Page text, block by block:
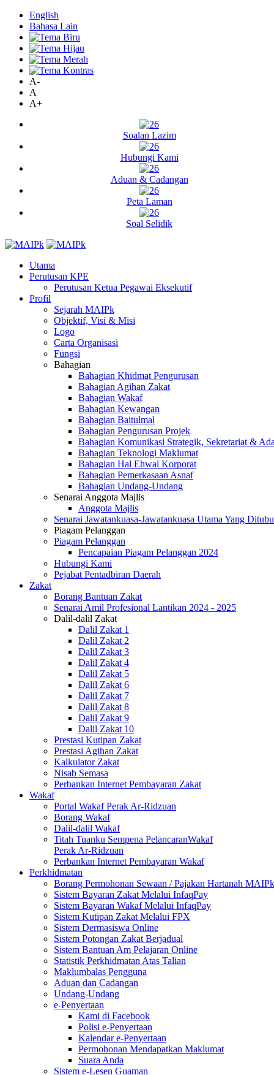
English
Bahasa Lain
A-
A
A+
Soalan Lazim
Hubungi Kami
Aduan & Cadangan
Peta Laman
Soal Selidik
Utama
Perutusan KPE
Perutusan Ketua Pegawai Eksekutif
Profil
Sejarah MAIPk
Objektif, Visi & Misi
Logo
Carta Organisasi
Fungsi
Bahagian
Bahagian Khidmat Pengurusan
Bahagian Agihan Zakat
Bahagian Wakaf
Bahagian Kewangan
Bahagian Baitulmal
Bahagian Pengurusan Projek
Bahagian Komunikasi Strategik, Sekretariat &
Bahagian Teknologi Maklumat
Bahagian Hal Ehwal Korporat
Bahagian Pemerkasaan Asnaf
Bahagian Undang-Undang
Senarai Anggota Majlis
Anggota Majlis
Senarai Jawatankuasa-Jawatankuasa Utama Yang
Piagam Pelanggan
Piagam Pelanggan
Pencapaian Piagam Pelanggan 2024
Hubungi Kami
Pejabat Pentadbiran Daerah
Zakat
Borang Bantuan Zakat
Senarai Amil Profesional Lantikan 2024 - 2025
Dalil-dalil Zakat
Dalil Zakat 1
Dalil Zakat 2
Dalil Zakat 3
Dalil Zakat 4
Dalil Zakat 5
Dalil Zakat 6
Dalil Zakat 7
Dalil Zakat 8
Dalil Zakat 9
Dalil Zakat 10
Prestasi Kutipan Zakat
Prestasi Agihan Zakat
Kalkulator Zakat
Nisab Semasa
Perbankan Internet Pembayaran Zakat
Wakaf
Portal Wakaf Perak Ar-Ridzuan
Borang Wakaf
Dalil-dalil Wakaf
Titah Tuanku Sempena PelancaranWakaf
Perak Ar-Ridzuan
Perbankan Internet Pembayaran Wakaf
Perkhidmatan
Borang Permohonan Sewaan / Pajakan Hartanah MAIPk
Sistem Bayaran Zakat Melalui InfaqPay
Sistem Bayaran Wakaf Melalui InfaqPay
Sistem Kutipan Zakat Melalui FPX
Sistem Dermasiswa Online
Sistem Potongan Zakat Berjadual
Sistem Bantuan Am Pelajaran Online
Statistik Perkhidmatan Atas Talian
Maklumbalas Pengguna
Aduan dan Cadangan
Undang-Undang
e-Penyertaan
Kami di Facebook
Polisi e-Penyertaan
Kalendar e-Penyertaan
Permohonan Mendapatkan Maklumat
Suara Anda
Sistem e-Lesen Guaman